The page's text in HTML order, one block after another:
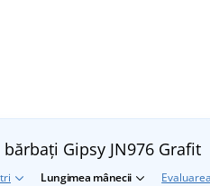
Gipsy JN976 Grafit
Lungimea mânecii